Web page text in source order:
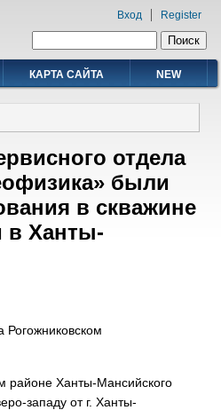
Форма поиска
Вход Register
КАРТА САЙТА NEW
отдела
были
в скважине
в Ханты-
районе Ханты-Мансийского
западу от г. Ханты-